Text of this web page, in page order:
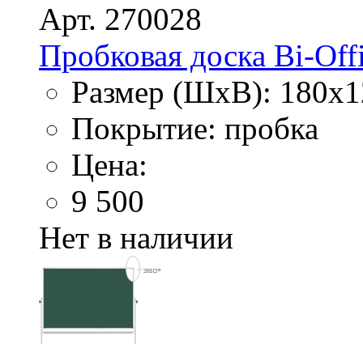
Арт. 270028
Пробковая доска Bi-
Размер (ШхВ):
Покрытие: пробка
Цена:
9 500
Нет в наличии